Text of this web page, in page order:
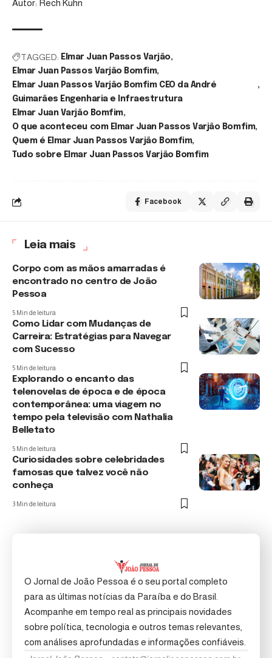
Autor: Rech Kuhn
TAGGED: Elmar Juan Passos Varjão
Elmar Juan Passos Varjão Bomfim
Elmar Juan Passos Varjão Bomfim CEO da André
Guimarães Engenharia e Infraestrutura
Elmar Juan Varjão Bomfim
O que aconteceu com Elmar Juan Passos Varjão Bomfim
Quem é Elmar Juan Passos Varjão Bomfim
Tudo sobre Elmar Juan Passos Varjão Bomfim
Facebook
Leia mais
Corpo com as mãos amarradas é
encontrado no centro de João
Pessoa
5 Min de leitura
Como Lidar com Mudanças de
Carreira: Estratégias para Navegar
com Sucesso
5 Min de leitura
Explorando o encanto das
telenovelas de época e de época
contemporânea: uma viagem no
tempo pela televisão com Nathalia
Belletato
5 Min de leitura
Curiosidades sobre celebridades
famosas que talvez você não
conheça
3 Min de leitura
O Jornal de João Pessoa é o seu portal completo
para as últimas notícias da Paraíba e do Brasil.
Acompanhe em tempo real as principais novidades
sobre política, tecnologia e outros temas relevantes,
com análises aprofundadas e informações confiáveis.